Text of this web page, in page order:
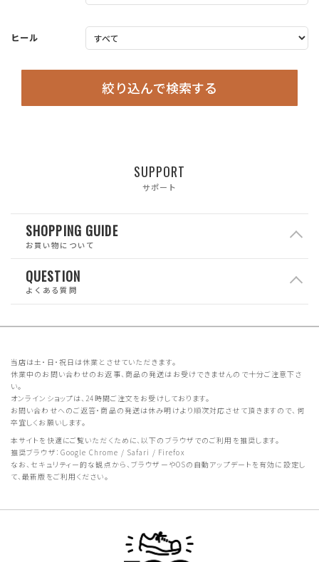
ヒール
絞り込んで検索する
SUPPORT
サポート
SHOPPING GUIDE
お買い物について
QUESTION
よくある質問
当店は土・日・祝日は休業とさせていただきます。
休業中のお問い合わせのお返事、商品の発送はお受けできませんので十分ご注意下さ
い。
オンラインショップは、24時間ご注文をお受けしております。
お問い合わせへのご返答・商品の発送は休み明けより順次対応させて頂きますので、何
卒宜しくお願いします。
本サイトを快適にご覧いただくために、以下のブラウザでのご利用を推奨します。
推奨ブラウザ：Google Chrome / Safari / Firefox
なお、セキュリティー的な観点から、ブラウザーやOSの自動アップデートを有効に設定し
て、最新版をご利用ください。